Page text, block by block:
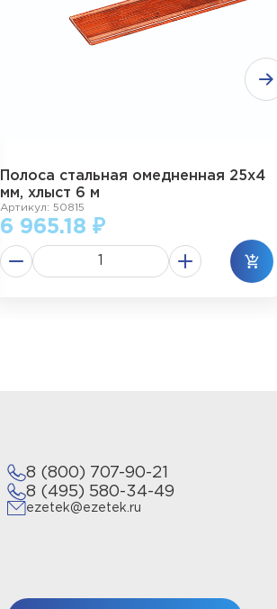
Полоса стальная омедненная 25х4
мм, хлыст 6 м
Артикул: 50815
6 965.18 ₽
8 (800) 707-90-21
8 (495) 580-34-49
ezetek@ezetek.ru